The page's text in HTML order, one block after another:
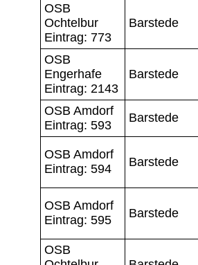
OSB
Ochtelbur
Eintrag: 773
Barstede
OSB
Engerhafe
Eintrag: 2143
Barstede
OSB Amdorf
Eintrag: 593
Barstede
OSB Amdorf
Eintrag: 594
Barstede
OSB Amdorf
Eintrag: 595
Barstede
OSB